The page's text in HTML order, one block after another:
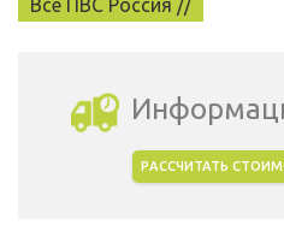
Все ПВС Россия //
РАССЧИТАТЬ